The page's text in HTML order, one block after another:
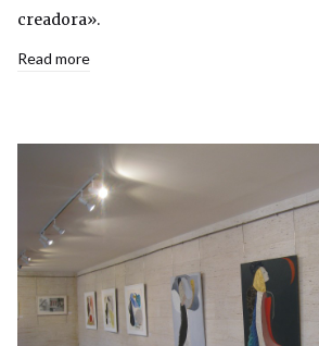
creadora».
Read more